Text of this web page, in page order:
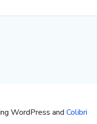
WordPress and Colibri